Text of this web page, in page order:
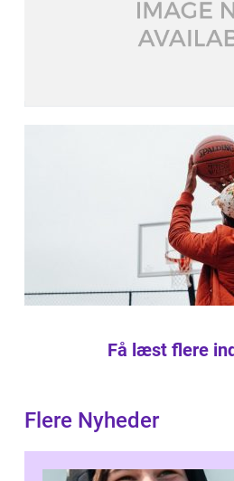
Få læst flere
Flere Nyheder